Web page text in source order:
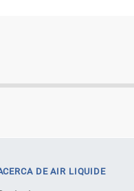
DE AIR LIQUIDE